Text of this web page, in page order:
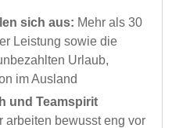
sich aus: Mehr als 30
Leistung sowie die
Urlaub,
im Ausland
und Teamspirit
arbeiten bewusst eng vor